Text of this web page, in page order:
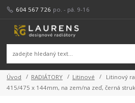
604 567 726 po. - pá. 9-16
Úvod RADIÁTORY Litinové
Litinový
415/475 x 144mm, na zem/na zeď, černá